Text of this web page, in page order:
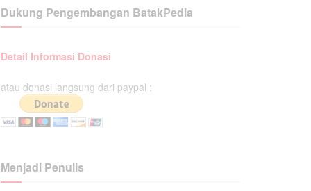
Dukung Pengembangan BatakPedia
Detail Informasi Donasi
atau donasi langsung dari paypal :
Menjadi Penulis